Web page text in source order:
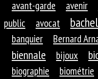
avant-garde avenir
public
avocat
banquier
Bernard
biennale bijoux
biographie biométrie